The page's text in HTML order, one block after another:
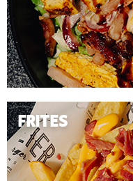
FRITES